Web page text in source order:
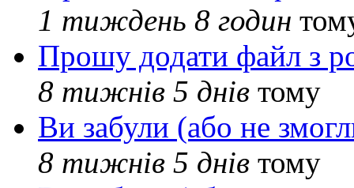
1 тиждень 8 годин
Прошу додати файл з
8 тижнів 5 днів тому
Ви забули (або не
8 тижнів 5 днів тому